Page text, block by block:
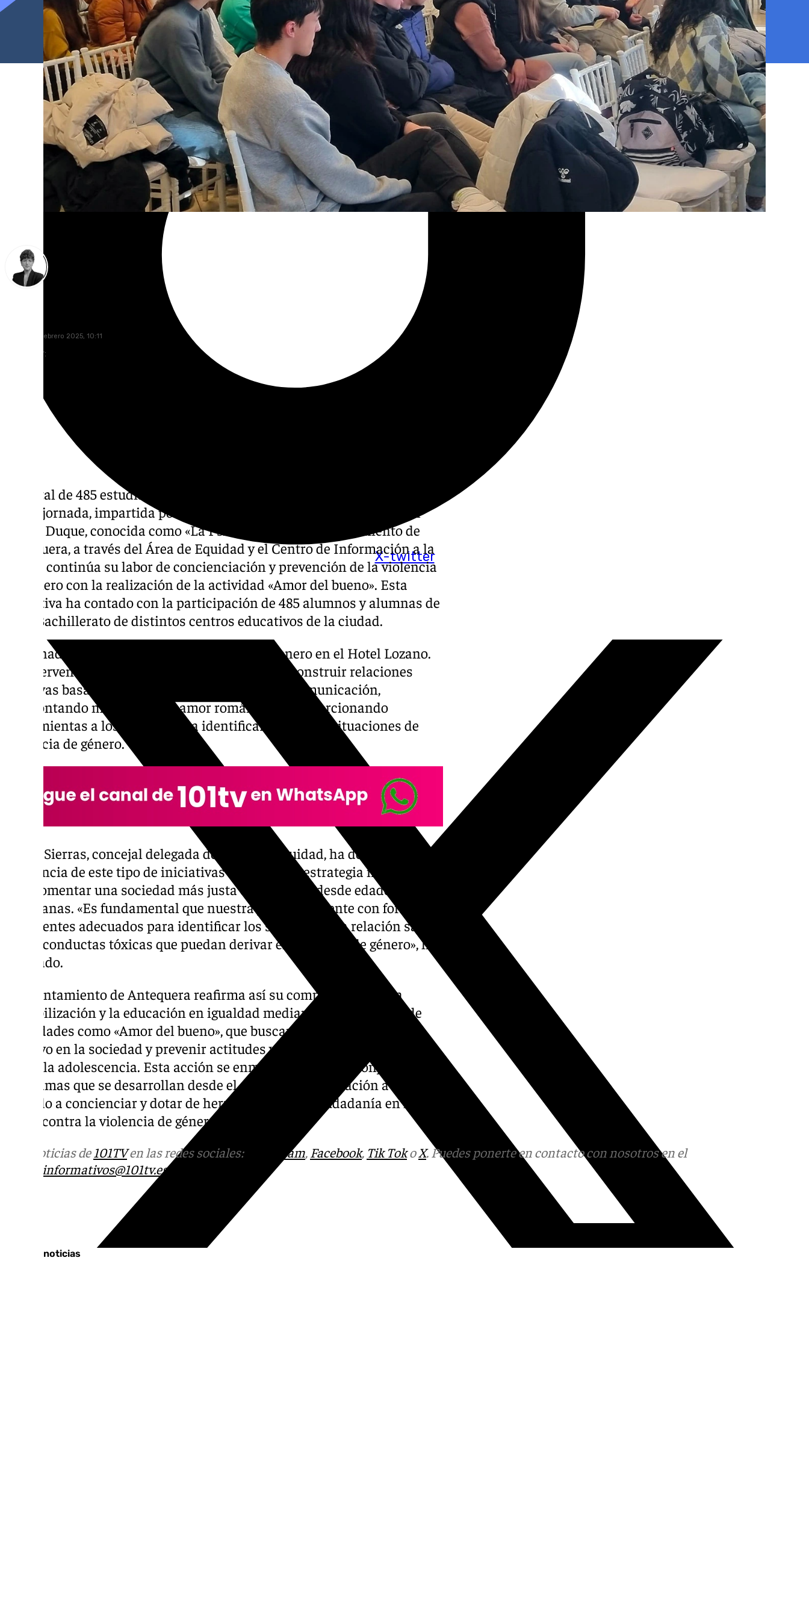
X-twitter
viernes, 14 febrero 2025, 10:11
Compartir:
Un total de 485 estudiantes de 1º de Bachillerato han participado en
dicha jornada, impartida por la experta en educación afectivo-sexual
Isabel Duque, conocida como «La Psicowoman». El Ayuntamiento de
Antequera, a través del Área de Equidad y el Centro de Información a la
Mujer, continúa su labor de concienciación y prevención de la violencia
de género con la realización de la actividad «Amor del bueno». Esta
iniciativa ha contado con la participación de 485 alumnos y alumnas de
1º de Bachillerato de distintos centros educativos de la ciudad.
La jornada, celebrada el pasado viernes 31 de enero en el Hotel Lozano.
La intervención se centró en la importancia de construir relaciones
afectivas basadas en el respeto, la igualdad y la comunicación,
desmontando mitos sobre el amor romántico y proporcionando
herramientas a los jóvenes para identificar y prevenir situaciones de
violencia de género.
María Sierras, concejal delegada del Área de Equidad, ha destacado la
relevancia de este tipo de iniciativas dentro de la estrategia municipal
para fomentar una sociedad más justa e igualitaria desde edades
tempranas. «Es fundamental que nuestra juventud cuente con formación
y referentes adecuados para identificar los signos de una relación sana y
evitar conductas tóxicas que puedan derivar en violencia de género», ha
señalado.
El Ayuntamiento de Antequera reafirma así su compromiso con la
sensibilización y la educación en igualdad mediante la promoción de
actividades como «Amor del bueno», que buscan generar un impacto
positivo en la sociedad y prevenir actitudes y comportamientos nocivos
desde la adolescencia. Esta acción se enmarca dentro del conjunto de
programas que se desarrollan desde el Centro de Información a la Mujer,
dirigido a concienciar y dotar de herramientas a la ciudadanía en la
lucha contra la violencia de género.
Más noticias de101TVen las redes sociales: Instagram, Facebook, Tik TokoX. Puedes ponerte en contacto con nosotros en el
informativos@101tv.es
Últimas noticias